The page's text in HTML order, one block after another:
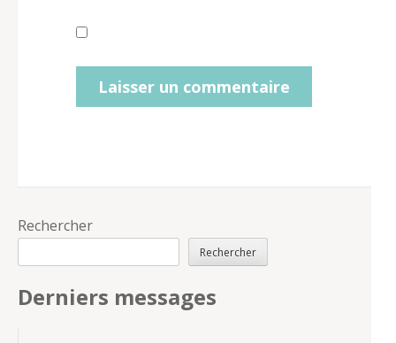
Rechercher
Rechercher
Derniers messages